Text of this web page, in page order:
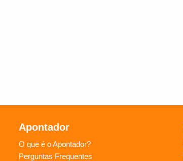
Apontador
O que é o Apontador?
Perguntas Frequentes